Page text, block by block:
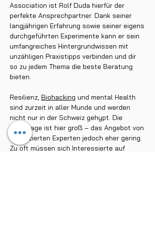
Association ist Rolf Duda hierfür der
perfekte Ansprechpartner. Dank seiner
langjährigen Erfahrung sowie seiner eigens
durchgeführten Experimente kann er sein
umfangreiches Hintergrundwissen mit
unzähligen Praxistipps verbinden und dir
so zu jedem Thema die beste Beratung
bieten.
Resilienz, Biohacking und mental Health
sind zurzeit in aller Munde und werden
nicht nur in der Schweiz gehypt. Die
Nachfrage ist hier groß – das Angebot von
qualifizierten Experten jedoch eher gering.
Zu oft müssen sich Interessierte auf